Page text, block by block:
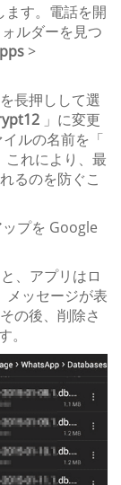
す。電話を開
ルダーを見つ
>
を長押しして選
」に変更
ルの名前を「
これにより、最
るのを防ぐこ
プを Google
、アプリはロ
メッセージが表
の後、削除さ